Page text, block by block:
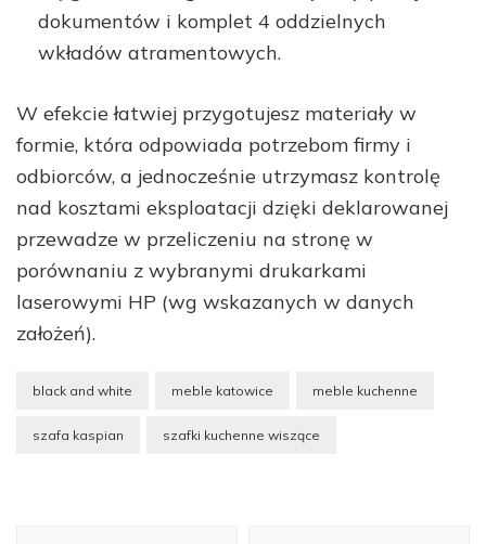
dokumentów i komplet 4 oddzielnych
wkładów atramentowych.
W efekcie łatwiej przygotujesz materiały w
formie, która odpowiada potrzebom firmy i
odbiorców, a jednocześnie utrzymasz kontrolę
nad kosztami eksploatacji dzięki deklarowanej
przewadze w przeliczeniu na stronę w
porównaniu z wybranymi drukarkami
laserowymi HP (wg wskazanych w danych
założeń).
black and white meble katowice meble kuchenne
szafa kaspian szafki kuchenne wiszące